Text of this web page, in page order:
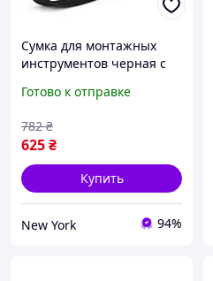
Сумка для монтажных
инструментов черная с
newyork
Готово к отправке
625₴
782 ₴
Купить
New York 94%